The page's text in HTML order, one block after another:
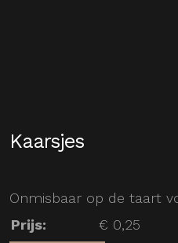
Kaarsjes
Onmisbaar op de taart
Prijs: € 0,25